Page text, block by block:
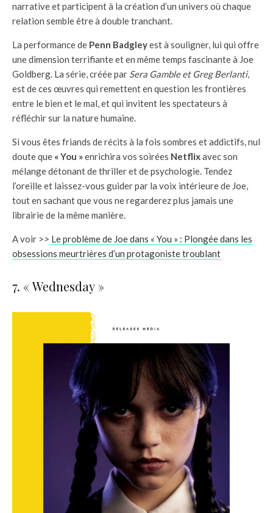
narrative et participent à la création d’un univers où chaque
relation semble être à double tranchant.
La performance de Penn Badgleyest à souligner, lui qui offre
une dimension terrifiante et en même temps fascinante à Joe
Goldberg. La série, créée par Sera Gamble et Greg Berlanti,
est de ces œuvres qui remettent en question les frontières
entre le bien et le mal, et qui invitent les spectateurs à
réfléchir sur la nature humaine.
Si vous êtes friands de récits à la fois sombres et addictifs, nul
doute que « You »enrichira vos soirées Netflixavec son
mélange détonant de thriller et de psychologie. Tendez
l’oreille et laissez-vous guider par la voix intérieure de Joe,
tout en sachant que vous ne regarderez plus jamais une
librairie de la même manière.
A voir >> Le problème de Joe dans « You » : Plongée dans les
obsessions meurtrières d’un protagoniste troublant
7. « Wednesday »